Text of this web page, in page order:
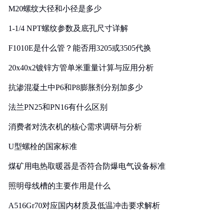
M20螺纹大径和小径是多少
1-1/4 NPT螺纹参数及底孔尺寸详解
F1010E是什么管？能否用3205或3505代换
20x40x2镀锌方管单米重量计算与应用分析
抗渗混凝土中P6和P8膨胀剂分别加多少
法兰PN25和PN16有什么区别
消费者对洗衣机的核心需求调研与分析
U型螺栓的国家标准
煤矿用电热取暖器是否符合防爆电气设备标准
照明母线槽的主要作用是什么
A516Gr70对应国内材质及低温冲击要求解析